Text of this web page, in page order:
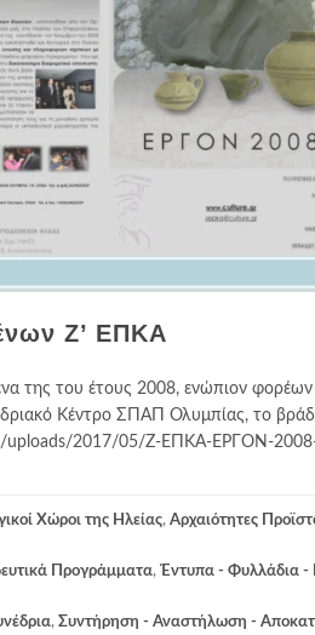
Ζ’ ΕΠΚΑ
της του έτους 2008, ενώπιον
Κέντρο ΣΠΑΠ Ολυμπίας, το
uploads/2017/05/Ζ-ΕΠΚΑ-ΕΡΓΟΝ-
Χώροι της Ηλείας, Αρχαιότητες
Προγράμματα, Έντυπα - Φυλλάδια -
, Συντήρηση - Αναστήλωση -